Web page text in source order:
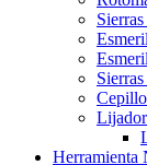
Herramienta